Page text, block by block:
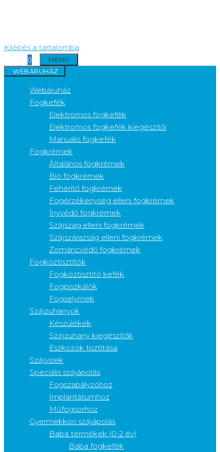
Kilépés a tartalomba
0
MENÜ
WEBÁRUHÁZ
Webáruház
Fogkefék
Elektromos fogkefék
Elektromos fogkefék kiegészítői
Manuális fogkefék
Fogkrémek
Általános fogkrémek
Bio fogkrémek
Fehérítő fogkrémek
Fogérzékenység elleni fogkrémek
Ínyvédő fogkrémek
Szájszag elleni fogkrémek
Szájszárazság elleni fogkrémek
Zománcvédő fogkrémek
Fogköztisztítók
Fogköztisztító kefék
Fogpiszkálók
Fogselymek
Szájzuhanyok
Készülékek
Szájzuhany kiegészítők
Eszközök tisztítása
Szájvizek
Speciális szájápolás
Fogszabályzóhoz
Implantátumhoz
Műfogsorhoz
Gyermekkori szájápolás
Baba termékek (0-2 év)
Baba fogkefék